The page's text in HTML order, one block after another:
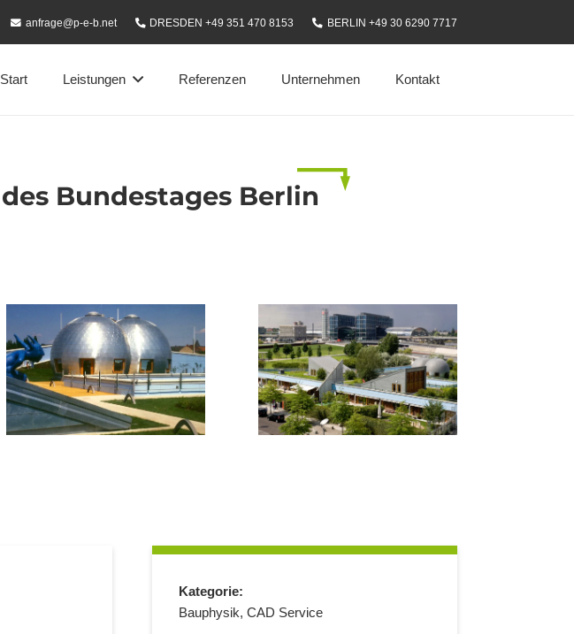
anfrage@p-e-b.net DRESDEN +49 351 470 8153 BERLIN +49 30 6290 7717
Start Leistungen Referenzen Unternehmen Kontakt
Bundestages Berlin
Kategorie:
Bauphysik, CAD Service